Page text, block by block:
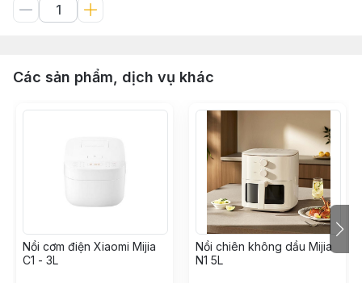
Các sản phẩm, dịch vụ khác
Nồi cơm điện Xiaomi Mijia
C1 - 3L
Nồi chiên không dầu Mijia
N1 5L